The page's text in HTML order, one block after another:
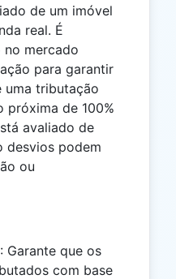
de um imóvel
real. É
mercado
para garantir
uma tributação
próxima de 100%
avaliado de
desvios podem
ou
: Garante que os
com base